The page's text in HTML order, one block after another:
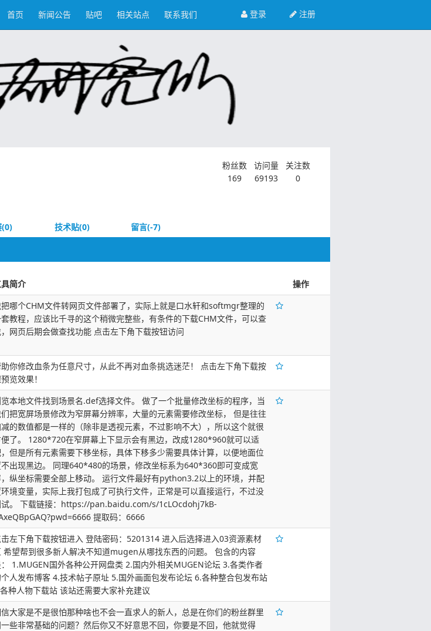
注册
登录
首页 新闻公告 贴吧 相关站点 联系我们
粉丝数
169
访问量
69193
关注数
0
(0) 技术贴(0) 留言(-7)
简介
操作
哪个CHM文件转网页文件部署了，实际上就是口水轩和softmgr整理的
教程，应该比千寻的这个稍微完整些，有条件的下载CHM文件，可以查
网页后期会做查找功能 点击左下角下载按钮访问
你修改血条为任意尺寸，从此不再对血条挑选迷茫！ 点击左下角下载按
览效果！
本地文件找到场景名.def选择文件。 做了一个批量修改坐标的程序，当
把宽屏场景修改为窄屏幕分辨率，大量的元素需要修改坐标， 但是往往
的数值都是一样的（除非是透视元素，不过影响不大），所以这个就很
便了。 1280*720在窄屏幕上下显示会有黑边，改成1280*960就可以适
但是所有元素需要下移坐标，具体下移多少需要具体计算，以便地面位
不出现黑边。 同理640*480的场景，修改坐标系为640*360即可变成宽
纵坐标需要全部上移动。 运行文件最好有python3.2以上的环境，并配
境变量，实际上我打包成了可执行文件，正常是可以直接运行，不过没
。 下载链接：https://pan.baidu.com/s/1cLOcdohj7kB-
提取码：6666
左下角下载按钮进入 登陆密码：5201314 进入后选择进入03资源素材
希望帮到很多新人解决不知道mugen从哪找东西的问题。 包含的内容
1.MUGEN国外各种公开网盘类 2.国内外相关MUGEN论坛 3.各类作者
人发布博客 4.技术帖子原址 5.国外画面包发布论坛 6.各种整合包发布站
种人物下载站 该站还需要大家补充建议
大家是不是很怕那种啥也不会一直求人的新人，总是在你们的粉丝群里
些非常基础的问题？然后你又不好意思不回，你要是不回，他就觉得